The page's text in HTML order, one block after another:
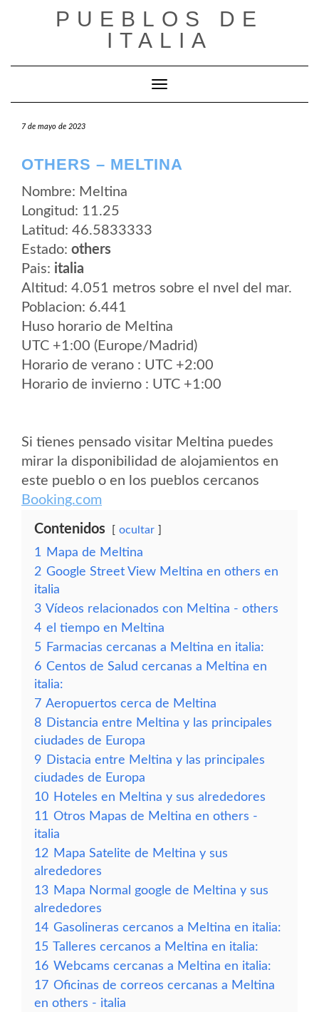
PUEBLOS DE
ITALIA
Cambiar modo de navegación
7 de mayo de 2023
OTHERS – MELTINA
Nombre: Meltina
Longitud: 11.25
Latitud: 46.5833333
Estado: others
Pais: italia
Altitud: 4.051 metros sobre el nvel del mar.
Poblacion: 6.441
Huso horario de Meltina
UTC +1:00 (Europe/Madrid)
Horario de verano : UTC +2:00
Horario de invierno : UTC +1:00
Si tienes pensado visitar Meltina puedes
mirar la disponibilidad de alojamientos en
este pueblo o en los pueblos cercanos
Booking.com
Contenidos ocultar
1
Mapa de Meltina
2 Google Street View Meltina en others en
italia
3 Vídeos relacionados con Meltina - others
4 el tiempo en Meltina
5 Farmacias cercanas a Meltina en italia:
6 Centos de Salud cercanas a Meltina en
italia:
7 Aeropuertos cerca de Meltina
8 Distancia entre Meltina y las principales
ciudades de Europa
9 Distacia entre Meltina y las principales
ciudades de Europa
10 Hoteles en Meltina y sus alrededores
11 Otros Mapas de Meltina en others -
italia
12 Mapa Satelite de Meltina y sus
alrededores
13 Mapa Normal google de Meltina y sus
alrededores
14 Gasolineras cercanos a Meltina en italia:
15 Talleres cercanos a Meltina en italia:
16 Webcams cercanas a Meltina en italia:
17 Oficinas de correos cercanas a Meltina
en others - italia